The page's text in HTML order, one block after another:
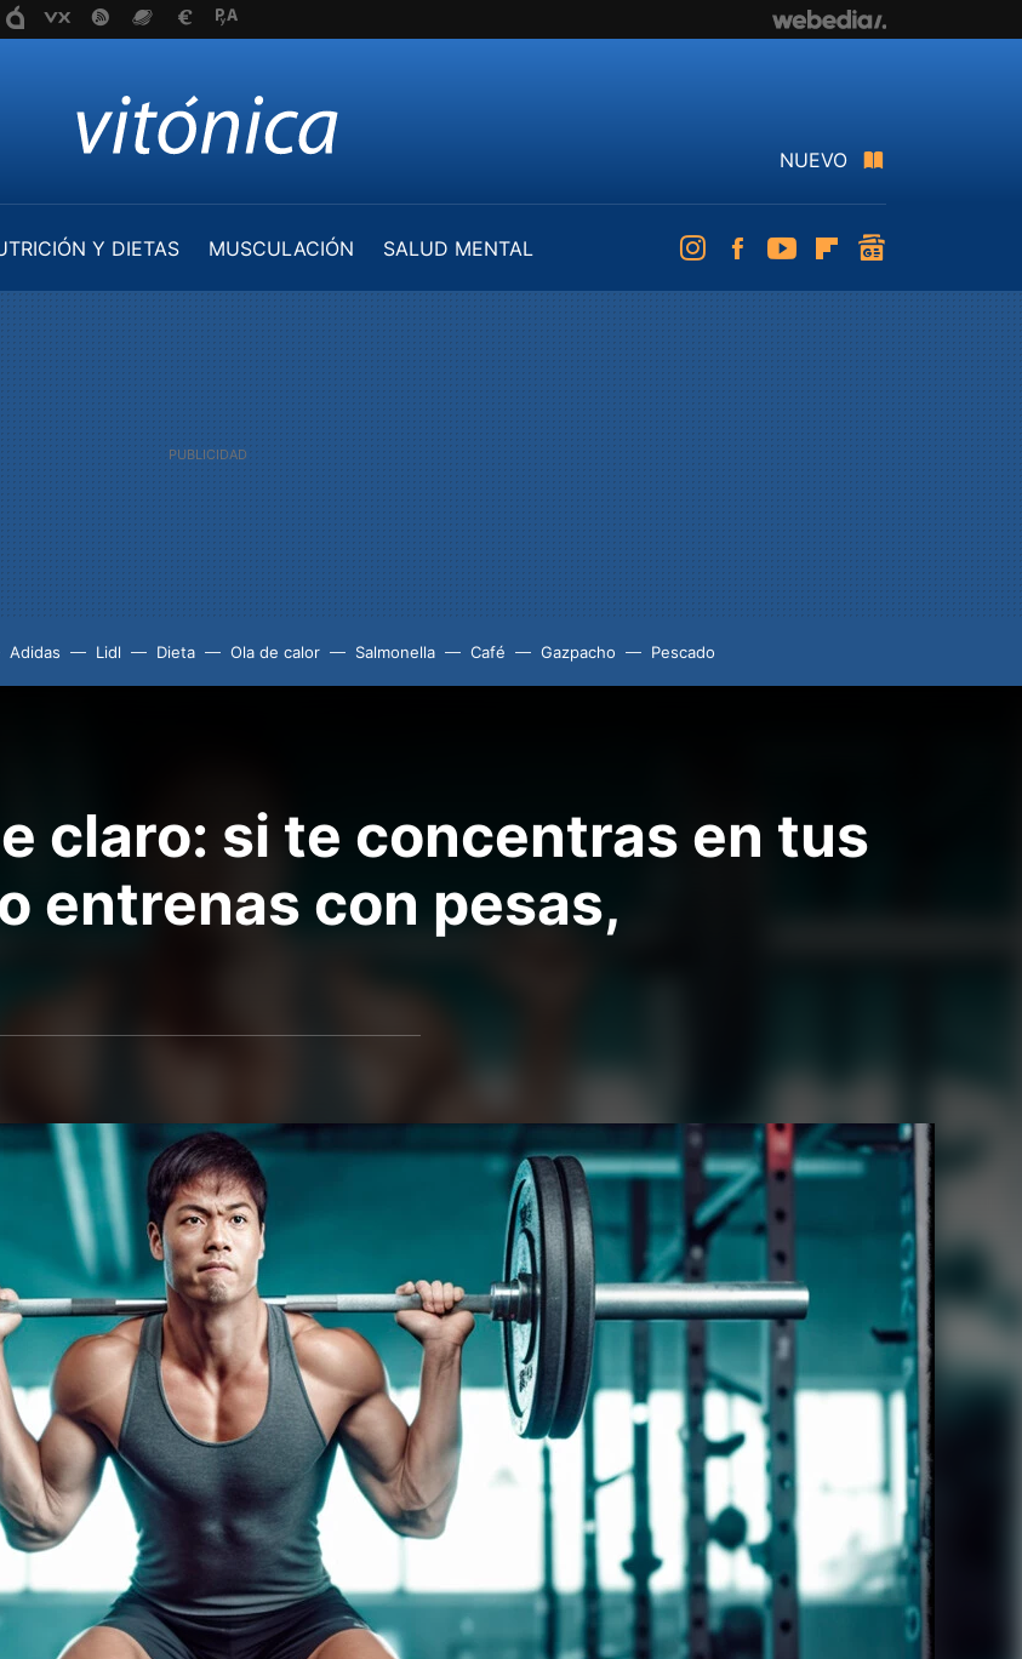
NUEVO
Y DIETAS MUSCULACIÓN
SALUD MENTAL
InstagramFacebookYoutubeFlipboard
Adidas Lidl Dieta Ola de calor Salmonella Café Gazpacho Pescado
claro: si te concentras en tus
entrenas con pesas,